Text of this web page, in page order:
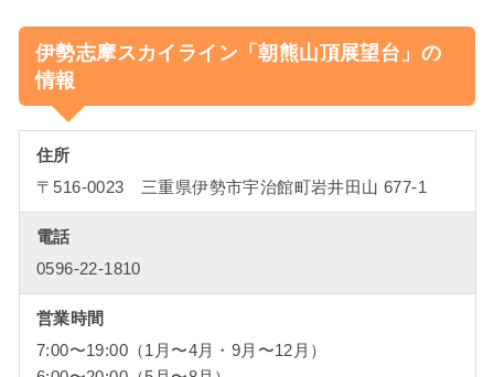
伊勢志摩スカイライン「朝熊山頂展望台」の
情報
住所
〒516-0023 三重県伊勢市宇治館町岩井田山 677-1
電話
0596-22-1810
営業時間
7:00〜19:00（1月〜4月・9月〜12月）